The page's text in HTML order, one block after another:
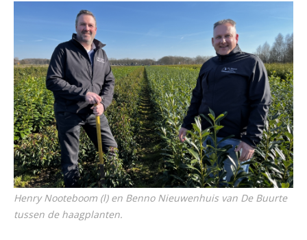
Henry Nooteboom (l) en Benno Nieuwenhuis van De Buurte
tussen de haagplanten.